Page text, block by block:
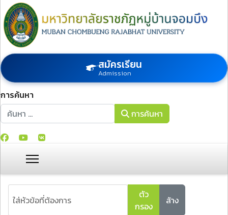
สมัครเรียน
Admission
การค้นหา
การค้นหา
การค้นหา
ตัว
กรอง
ล้าง